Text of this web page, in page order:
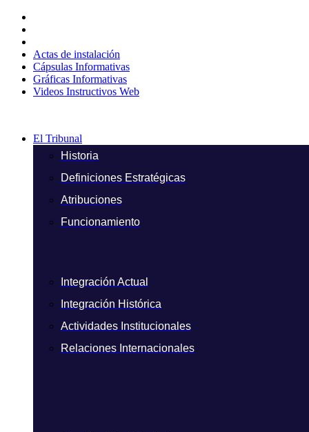
contenido
Actas de instalación
Cápsulas Informativas
Gráficas Informativas
Videos Instructivos Web
El Tribunal
Historia
Definiciones Estratégicas
Atribuciones
Funcionamiento
Integración Actual
Integración Histórica
Actividades Institucionales
Relaciones Internacionales